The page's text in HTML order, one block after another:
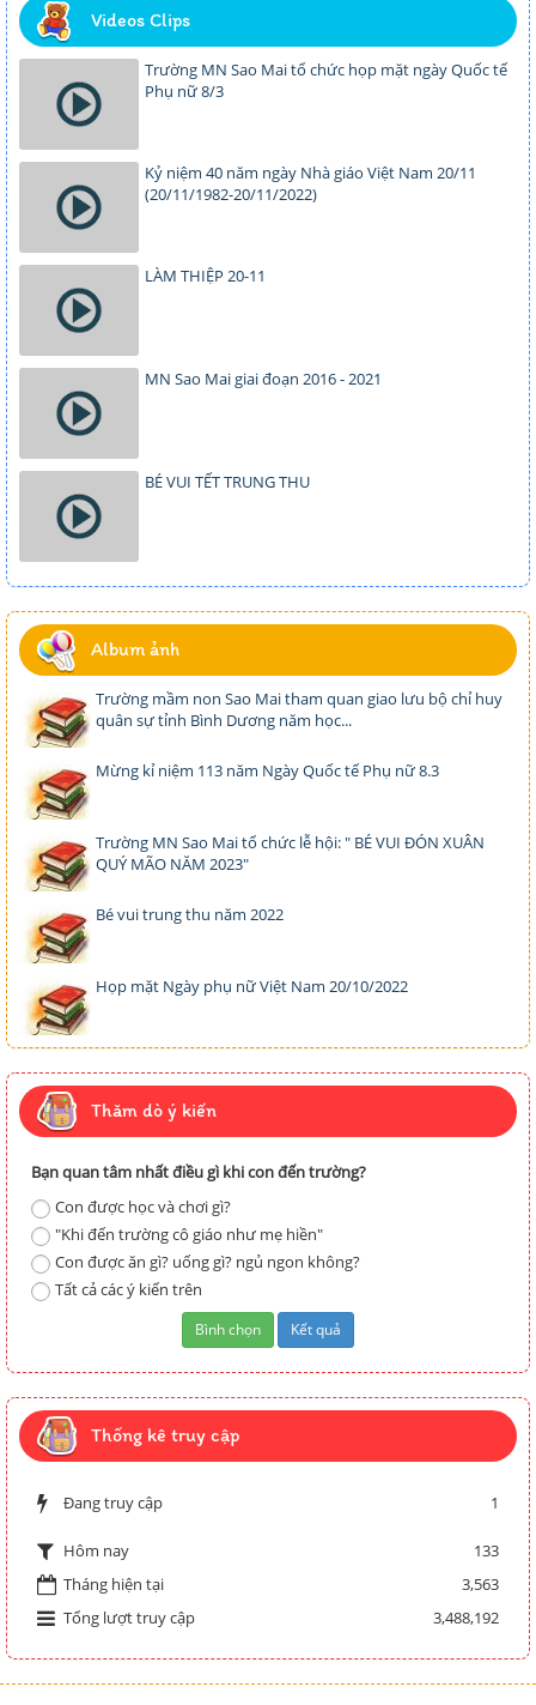
Videos Clips
Trường MN Sao Mai tổ chức họp mặt ngày Quốc tế
Phụ nữ 8/3
Kỷ niệm 40 năm ngày Nhà giáo Việt Nam 20/11
(20/11/1982-20/11/2022)
LÀM THIỆP 20-11
MN Sao Mai giai đoạn 2016 - 2021
BÉ VUI TẾT TRUNG THU
Album ảnh
Trường mầm non Sao Mai tham quan giao lưu bộ chỉ huy
quân sự tỉnh Bình Dương năm học...
Mừng kỉ niệm 113 năm Ngày Quốc tế Phụ nữ 8.3
Trường MN Sao Mai tổ chức lễ hội: " BÉ VUI ĐÓN XUÂN
QUÝ MÃO NĂM 2023"
Bé vui trung thu năm 2022
Họp mặt Ngày phụ nữ Việt Nam 20/10/2022
Thăm dò ý kiến
Bạn quan tâm nhất điều gì khi con đến trường?
Con được học và chơi gì?
"Khi đến trường cô giáo như mẹ hiền"
Con được ăn gì? uống gì? ngủ ngon không?
Tất cả các ý kiến trên
Thống kê truy cập
Đang truy cập 1
Hôm nay
133
Tháng hiện tại
3,563
Tổng lượt truy cập
3,488,192